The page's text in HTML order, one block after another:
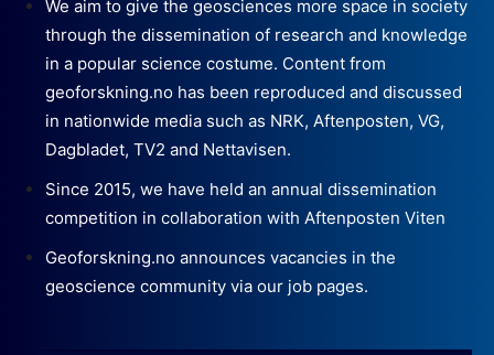
We aim to give the geosciences more space in society
through the dissemination of research and knowledge
in a popular science costume. Content from
geoforskning.no has been reproduced and discussed
in nationwide media such as NRK, Aftenposten, VG,
Dagbladet, TV2 and Nettavisen.
Since 2015, we have held an annual dissemination
competition in collaboration with Aftenposten Viten
Geoforskning.no announces vacancies in the
geoscience community via our job pages.